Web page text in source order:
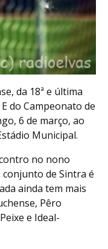
da 18ª e última
do Campeonato de
6 de março, ao
Municipal.
no nono
de Sintra é
ainda tem mais
Pêro
e Ideal-